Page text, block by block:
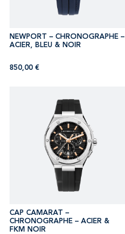
NEWPORT – CHRONOGRAPHE –
ACIER, BLEU & NOIR
850,00 €
CAP CAMARAT –
CHRONOGRAPHE – ACIER &
FKM NOIR